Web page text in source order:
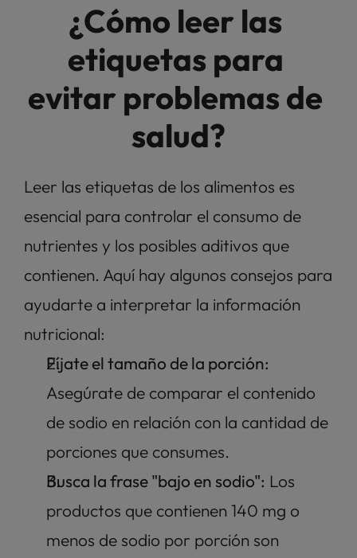
¿Cómo leer las
etiquetas para
evitar problemas de
salud?
Leer las etiquetas de los alimentos es
esencial para controlar el consumo de
nutrientes y los posibles aditivos que
contienen. Aquí hay algunos consejos para
ayudarte a interpretar la información
nutricional:
Fíjate el tamaño de la porción:
Asegúrate de comparar el contenido
de sodio en relación con la cantidad de
porciones que consumes.
Busca la frase "bajo en sodio": Los
productos que contienen 140 mg o
menos de sodio por porción son